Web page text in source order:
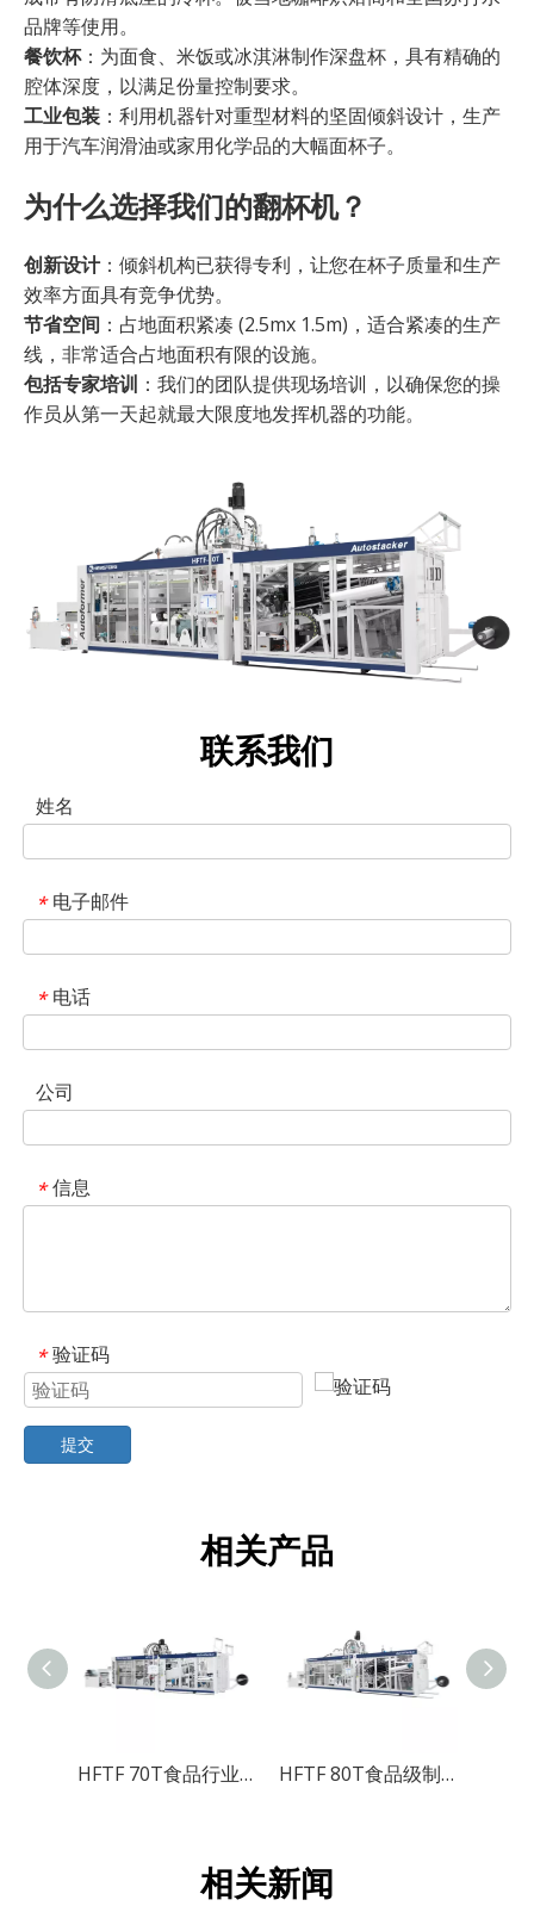
品牌等使用。
餐饮杯：为面食、米饭或冰淇淋制作深盘杯，具有精确的
腔体深度，以满足份量控制要求。
工业包装 ：利用机器针对重型材料的坚固倾斜设计，生产
用于汽车润滑油或家用化学品的大幅面杯子。
为什么选择我们的翻杯机？
创新设计：倾斜机构已获得专利，让您在杯子质量和生产
效率方面具有竞争优势。
节省空间 ：占地面积紧凑 (2.5mx 1.5m)，适合紧凑的生产
线，非常适合占地面积有限的设施。
包括专家培训 ：我们的团队提供现场培训，以确保您的操
作员从第一天起就最大限度地发挥机器的功能。
联系我们
姓名
* 电子邮件
* 电话
公司
* 信息
* 验证码
提交
相关产品
HFTF 70T食品行业节能杯机 HFTF 80T食品级制杯机（全自动）
相关新闻